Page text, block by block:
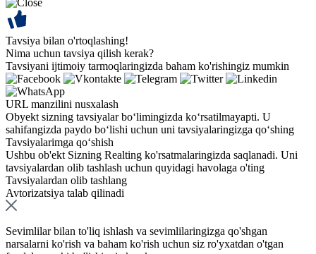
Tavsiya bilan o'rtoqlashing!
Nima uchun tavsiya qilish kerak?
Tavsiyani ijtimoiy tarmoqlaringizda baham ko'rishingiz mumkin
URL manzilini nusxalash
Obyekt sizning tavsiyalar bo‘limingizda ko‘rsatilmayapti. U
sahifangizda paydo bo‘lishi uchun uni tavsiyalaringizga qo‘shing
Tavsiyalarimga qo‘shish
Ushbu ob'ekt Sizning Realting ko'rsatmalaringizda saqlanadi. Uni
tavsiyalardan olib tashlash uchun quyidagi havolaga o'ting
Tavsiyalardan olib tashlang
Avtorizatsiya talab qilinadi
Sevimlilar bilan to'liq ishlash va sevimlilaringizga qo'shgan
narsalarni ko'rish va baham ko'rish uchun siz ro'yxatdan o'tgan